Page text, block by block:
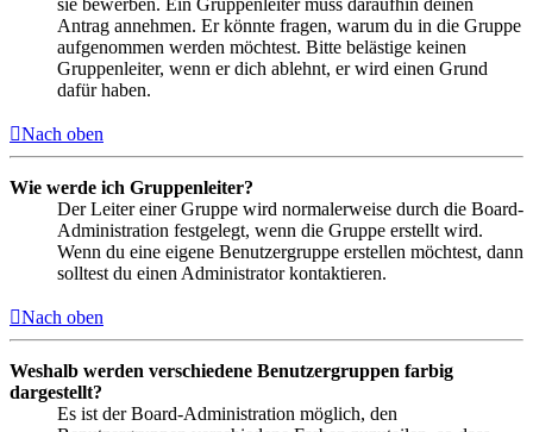
Antrag annehmen. Er könnte fragen, warum du in die Gruppe
aufgenommen werden möchtest. Bitte belästige keinen
Gruppenleiter, wenn er dich ablehnt, er wird einen Grund
dafür haben.
Nach oben
Wie werde ich Gruppenleiter?
Der Leiter einer Gruppe wird normalerweise durch die Board-
Administration festgelegt, wenn die Gruppe erstellt wird.
Wenn du eine eigene Benutzergruppe erstellen möchtest, dann
solltest du einen Administrator kontaktieren.
Nach oben
Weshalb werden verschiedene Benutzergruppen farbig
dargestellt?
Es ist der Board-Administration möglich, den